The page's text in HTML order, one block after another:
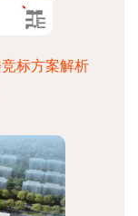
标方案解析